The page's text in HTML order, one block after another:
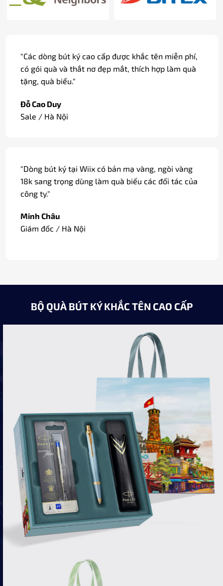
"Các dòng bút ký cao cấp được khắc tên miễn phí,
có gói quà và thắt nơ đẹp mắt, thích hợp làm quà
tặng, quà biếu."
Đỗ Cao Duy
Sale / Hà Nội
"Dòng bút ký tại Wiix có bản mạ vàng, ngòi vàng
18k sang trọng dùng làm quà biếu các đối tác của
công ty."
Minh Châu
Giám đốc / Hà Nội
BỘ QUÀ BÚT KÝ KHẮC TÊN CAO CẤP